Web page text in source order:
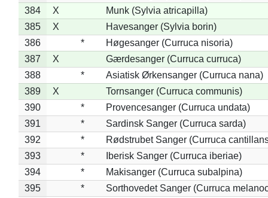
384
X
Munk (Sylvia atricapilla)
385
X
Havesanger (Sylvia borin)
386
*
Høgesanger (Curruca nisoria)
387
X
Gærdesanger (Curruca curruca)
388
*
Asiatisk Ørkensanger (Curruca nana)
389
X
Tornsanger (Curruca communis)
390
*
Provencesanger (Curruca undata)
391
*
Sardinsk Sanger (Curruca sarda)
392
*
Rødstrubet Sanger (Curruca
393
*
Iberisk Sanger (Curruca iberiae)
394
*
Makisanger (Curruca subalpina)
395
*
Sorthovedet Sanger (Curruca